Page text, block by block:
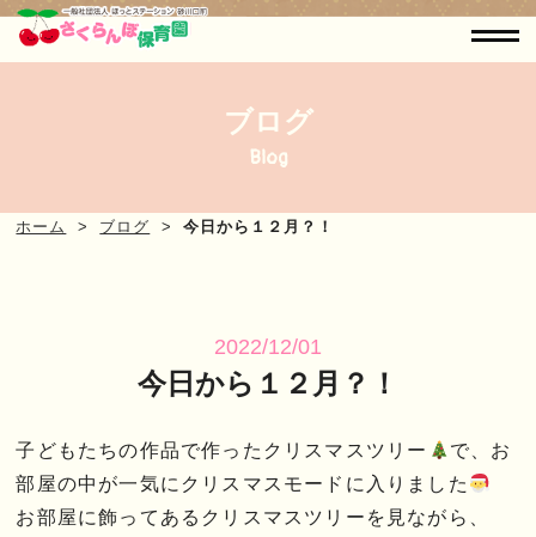
ブログ
Blog
ホーム ブログ 今日から１２月？！
2022/12/01
今日から１２月？！
子どもたちの作品で作ったクリスマスツリー
で、お
部屋の中が一気にクリスマスモードに入りました
お部屋に飾ってあるクリスマスツリーを見ながら、